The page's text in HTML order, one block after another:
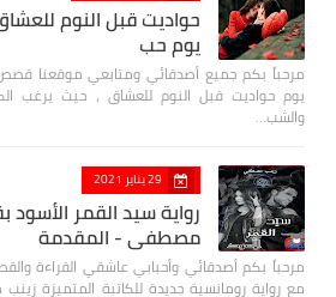
يوم حب
يوم حواديت قبل النوم للعشاق ، حيث يرغب
والشب…
29 يناير 2021
رواية سيد القمر الأسود
مصطفي - المقدمة
مرحباً بكم أصدقائي وأحبابي عاشقي القراءة
مع رواية رومانسية جديدة للكاتبة المتميزة